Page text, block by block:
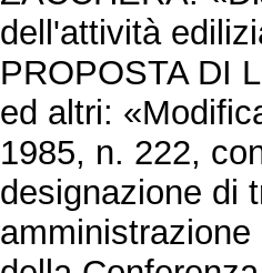
dell'attività
PROPOSTA DI
ed altri:
1985, n. 222,
designazione di